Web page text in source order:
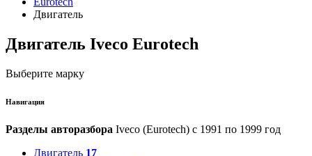
Двигатель
Двигатель Iveco Eurotech
Выберите марку
Навигация
Разделы авторазбора Iveco (Eurotech) с 1991 по 1999 год
Двигатель 17